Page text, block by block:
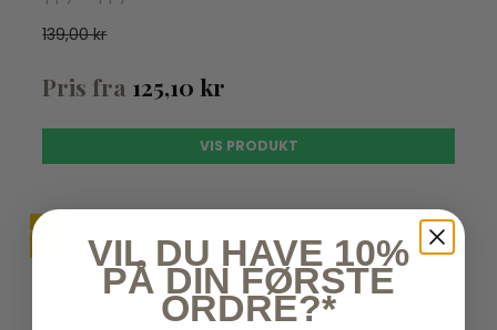
139,00 kr
Pris fra 125,10 kr
VIS PRODUKT
TILBUDUDSOLGT
VIL DU HAVE 10%
PÅ DIN FØRSTE
ORDRE?*